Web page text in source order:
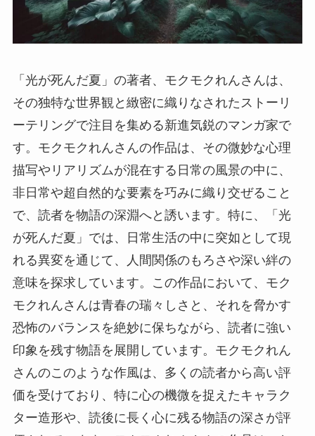
「光が死んだ夏」の著者、モクモクれんさんは、
その独特な世界観と緻密に織りなされたストーリ
ーテリングで注目を集める新進気鋭のマンガ家で
す。モクモクれんさんの作品は、その微妙な心理
描写やリアリズムが混在する日常の風景の中に、
非日常や超自然的な要素を巧みに織り交ぜること
で、読者を物語の深淵へと誘います。特に、「光
が死んだ夏」では、日常生活の中に突如として現
れる異変を通じて、人間関係のもろさや深い絆の
意味を探求しています。この作品において、モク
モクれんさんは青春の瑞々しさと、それを脅かす
恐怖のバランスを絶妙に保ちながら、読者に強い
印象を残す物語を展開しています。モクモクれん
さんのこのような作風は、多くの読者から高い評
価を受けており、特に心の機微を捉えたキャラク
ター造形や、読後に長く心に残る物語の深さが評